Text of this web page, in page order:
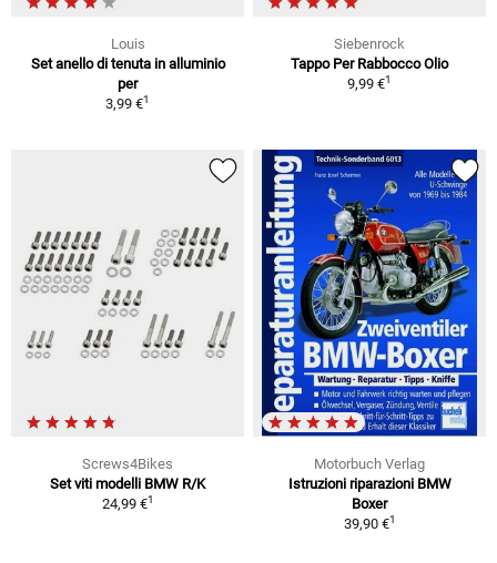
Louis
Set anello di tenuta in alluminio
per
3,99 €1
Siebenrock
Tappo Per Rabbocco Olio
9,99 €1
Screws4Bikes
Set viti modelli BMW R/K
24,99 €1
Motorbuch Verlag
Istruzioni riparazioni BMW
Boxer
39,90 €1